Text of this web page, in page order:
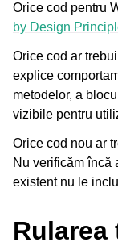
navigation of
Orice cod pentru
by Design
Orice cod ar
explice
metodelor, a
vizibile pentru
Orice cod nou ar
Nu verificăm încă
existent nu le